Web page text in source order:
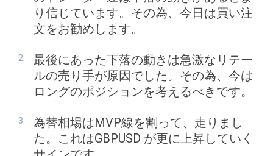
り信じています。その為、今日は買い注
文をお勧めします。
最後にあった下落の動きは急激なリテー
ルの売り手が原因でした。その為、今は
ロングのポジションを考えるべきです。
為替相場はMVP線を割って、走りまし
た。これはGBPUSD が更に上昇していく